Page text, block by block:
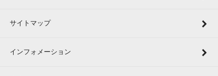
サイトマップ
インフォメーション